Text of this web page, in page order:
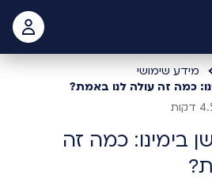
מידע שימושי
כמה זה עולה לנו באמת?
דקות
בימינו: כמה זה